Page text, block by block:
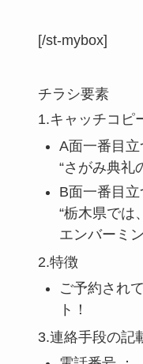
[/st-mybox]
チラシ要素
1.キャッチコピ
A面一番目立
“さがみ典礼
B面一番目立
“栃木県では
エンバーミ
2.特徴
ご予約され
ト！
3.連絡手段の記